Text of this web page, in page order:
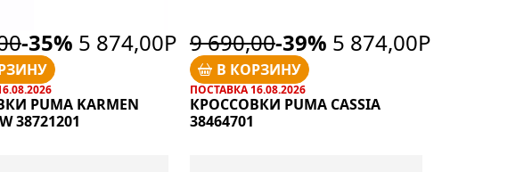
-35% 5 874,00Р
PUMA KARMEN
38721201
9 690,00-39% 5 874,00Р
В КОРЗИНУ
ПОСТАВКА 16.08.2026
КРОССОВКИ PUMA CASSIA
38464701